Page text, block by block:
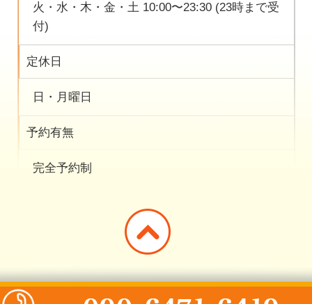
火・水・木・金・土 10:00〜23:30 (23時まで受
付)
定休日
日・月曜日
予約有無
完全予約制